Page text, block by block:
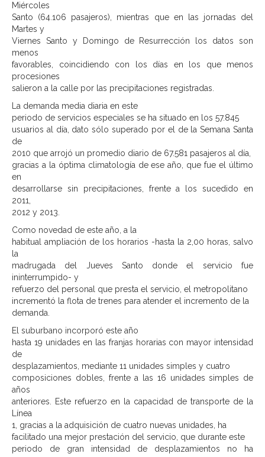
Miércoles
Santo (64.106 pasajeros), mientras que en las jornadas del
Martes y
Viernes Santo y Domingo de Resurrección los datos son
menos
favorables, coincidiendo con los días en los que menos
procesiones
salieron a la calle por las precipitaciones registradas.
La demanda media diaria en este
periodo de servicios especiales se ha situado en los 57.845
usuarios al día, dato sólo superado por el de la Semana Santa
de
2010 que arrojó un promedio diario de 67.581 pasajeros al día,
gracias a la óptima climatología de ese año, que fue el último
en
desarrollarse sin precipitaciones, frente a los sucedido en
2011,
2012 y 2013.
Como novedad de este año, a la
habitual ampliación de los horarios -hasta la 2,00 horas, salvo
la
madrugada del Jueves Santo donde el servicio fue
ininterrumpido- y
refuerzo del personal que presta el servicio, el metropolitano
incrementó la flota de trenes para atender el incremento de la
demanda.
El suburbano incorporó este año
hasta 19 unidades en las franjas horarias con mayor intensidad
de
desplazamientos, mediante 11 unidades simples y cuatro
composiciones dobles, frente a las 16 unidades simples de
años
anteriores. Este refuerzo en la capacidad de transporte de la
Línea
1, gracias a la adquisición de cuatro nuevas unidades, ha
facilitado una mejor prestación del servicio, que durante este
periodo de gran intensidad de desplazamientos no ha